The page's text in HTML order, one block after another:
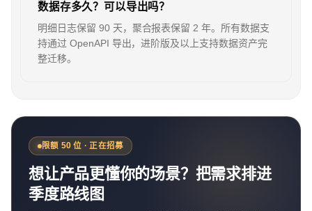
数据存多久？可以导出吗？
明细日志保留 90 天，聚合报表保留 2 年。所有数据支
持通过 OpenAPI 导出，进阶版及以上支持数据资产完
整迁移。
限额 50 位 · 正在招募
想让产品更懂你的场景？把需求排进
季度路线图